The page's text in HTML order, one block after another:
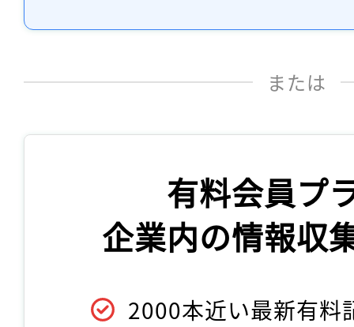
または
有料会員プ
企業内の情報収
2000本近い最新有料